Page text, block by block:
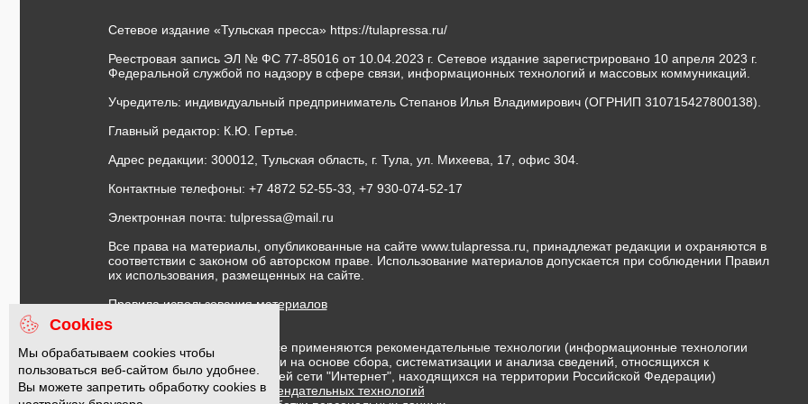
Сетевое издание «Тульская пресса» https://tulapressa.ru/
Реестровая запись ЭЛ № ФС 77-85016 от 10.04.2023 г. Сетевое издание зарегистрировано 10 апреля 2023 г.
Федеральной службой по надзору в сфере связи, информационных технологий и массовых коммуникаций.
Учредитель: индивидуальный предприниматель Степанов Илья Владимирович (ОГРНИП 310715427800138).
Главный редактор: К.Ю. Гертье.
Адрес редакции: 300012, Тульская область, г. Тула, ул. Михеева, 17, офис 304.
Контактные телефоны: +7 4872 52-55-33, +7 930-074-52-17
Электронная почта: tulpressa@mail.ru
Все права на материалы, опубликованные на сайте www.tulapressa.ru, принадлежат редакции и охраняются в
соответствии с законом об авторском праве. Использование материалов допускается при соблюдении Правил
их использования, размещенных на сайте.
Правила использования материалов
Договор публичной оферты
На информационном ресурсе применяются рекомендательные технологии (информационные технологии
предоставления информации на основе сбора, систематизации и анализа сведений, относящихся к
предпочтениям пользователей сети "Интернет", находящихся на территории Российской Федерации)
Правила применения рекомендательных технологий
Cookies
Мы обрабатываем cookies чтобы
пользоваться веб-сайтом было удобнее.
Вы можете запретить обработку cookies в